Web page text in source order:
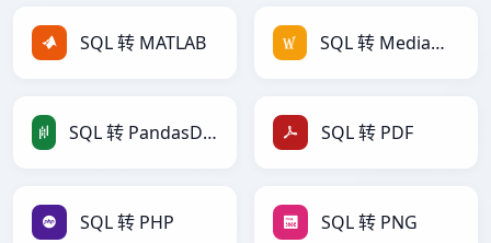
SQL 转 MATLAB SQL 转 MediaWiki
SQL 转 PandasDataFrame SQL 转 PDF
SQL 转 PHP SQL 转 PNG